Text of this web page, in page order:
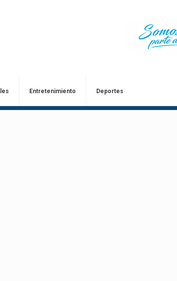
Entretenimiento Deportes